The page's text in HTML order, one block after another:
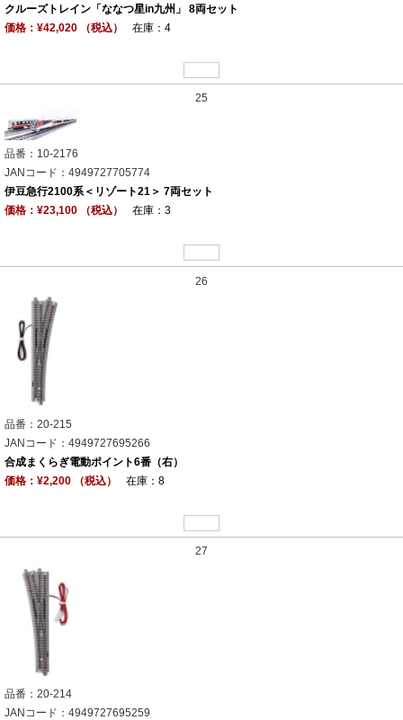
クルーズトレイン「ななつ星in九州」 8両セット
価格：¥42,020 （税込）
在庫：4
25
品番：10-2176
JANコード：4949727705774
伊豆急行2100系＜リゾート21＞ 7両セット
価格：¥23,100 （税込）
在庫：3
26
品番：20-215
JANコード：4949727695266
合成まくらぎ電動ポイント6番（右）
価格：¥2,200 （税込）
在庫：8
27
品番：20-214
JANコード：4949727695259